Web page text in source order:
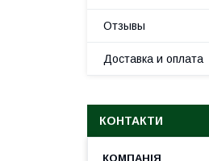
Отзывы
Доставка и оплата
КОНТАКТИ